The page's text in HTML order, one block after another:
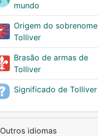
mundo
Origem do sobrenome
Tolliver
Brasão de armas de
Tolliver
Significado de Tolliver
Outros idiomas